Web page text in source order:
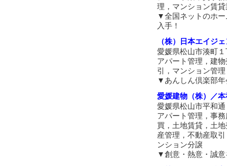
理，マンション賃
▼全国ネットのホ
入手！
（株）日本エイジ
愛媛県松山市湊町
アパート管理，建
引，マンション管
▼あんしん倶楽部
愛媛建物（株）／本
愛媛県松山市平和
アパート管理，事
買，土地賃貸，土
産管理，不動産取
ンション分譲
▼創意・熱意・誠